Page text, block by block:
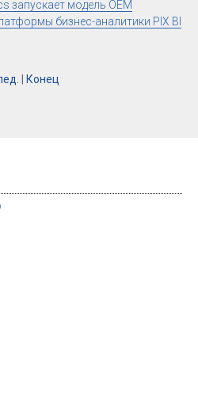
запускает модель OEM
бизнес-аналитики PIX BI
Конец